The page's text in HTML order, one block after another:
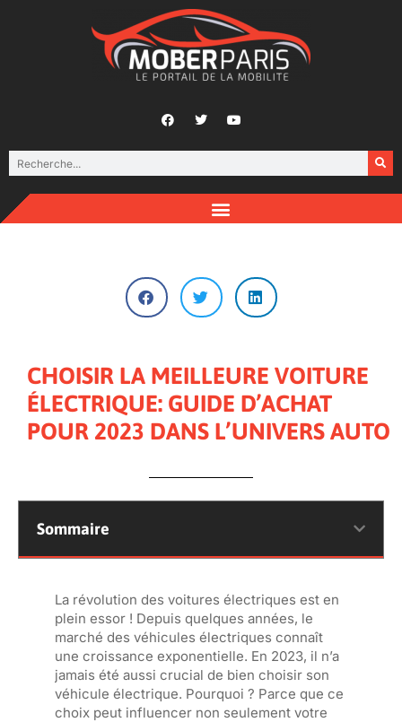
CHOISIR LA MEILLEURE VOITURE
ÉLECTRIQUE: GUIDE D’ACHAT
POUR 2023 DANS L’UNIVERS AUTO
Sommaire
La révolution des voitures électriques est en
plein essor ! Depuis quelques années, le
marché des véhicules électriques connaît
une croissance exponentielle. En 2023, il n’a
jamais été aussi crucial de bien choisir son
véhicule électrique. Pourquoi ? Parce que ce
choix peut influencer non seulement votre